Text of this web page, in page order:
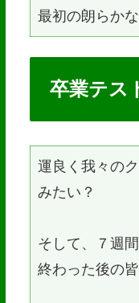
最初の朗らか
卒業テス
運良く我々の
みたい？
そして、７週
終わった後の